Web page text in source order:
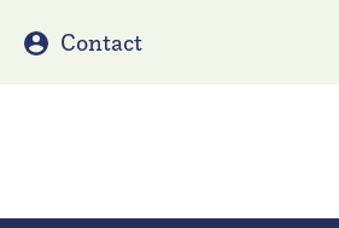
Contact